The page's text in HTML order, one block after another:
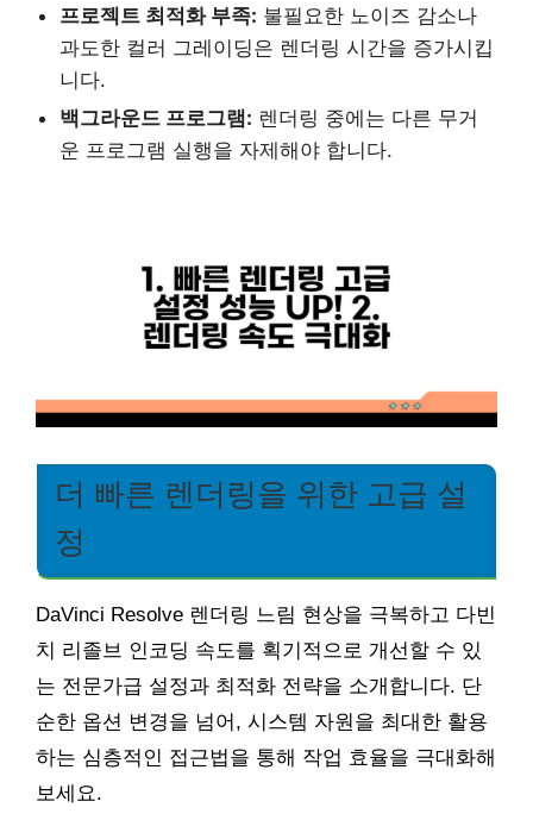
프로젝트 최적화 부족: 불필요한 노이즈 감소나
과도한 컬러 그레이딩은 렌더링 시간을 증가시킵
니다.
백그라운드 프로그램: 렌더링 중에는 다른 무거
운 프로그램 실행을 자제해야 합니다.
더 빠른 렌더링을 위한 고급 설
정
DaVinci Resolve 렌더링 느림 현상을 극복하고 다빈
치 리졸브 인코딩 속도를 획기적으로 개선할 수 있
는 전문가급 설정과 최적화 전략을 소개합니다. 단
순한 옵션 변경을 넘어, 시스템 자원을 최대한 활용
하는 심층적인 접근법을 통해 작업 효율을 극대화해
보세요.